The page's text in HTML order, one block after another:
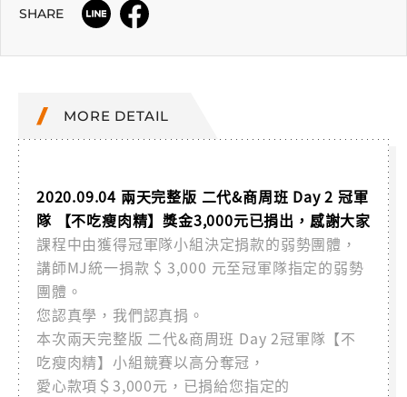
SHARE
MORE DETAIL
2020.09.04 兩天完整版 二代&商周班 Day 2 冠軍
隊 【不吃瘦肉精】獎金3,000元已捐出，感謝大家
課程中由獲得冠軍隊小組決定捐款的弱勢團體，
講師MJ統一捐款 $ 3,000 元至冠軍隊指定的弱勢
團體。
您認真學，我們認真捐。
本次兩天完整版 二代&商周班 Day 2冠軍隊【不
吃瘦肉精】小組競賽以高分奪冠，
愛心款項＄3,000元，已捐給您指定的